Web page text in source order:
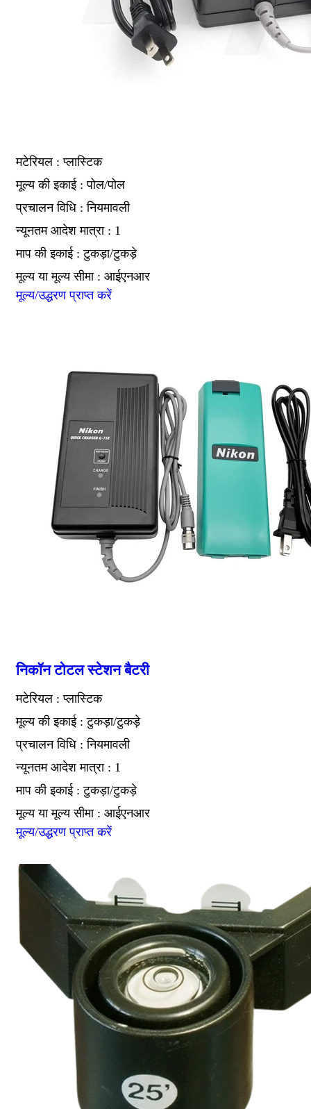
मटेरियल : प्लास्टिक
मूल्य की इकाई : पोल/पोल
प्रचालन विधि : नियमावली
न्यूनतम आदेश मात्रा : 1
माप की इकाई : टुकड़ा/टुकड़े
मूल्य या मूल्य सीमा : आईएनआर
मूल्य/उद्धरण प्राप्त करें
निकॉन टोटल स्टेशन बैटरी
मटेरियल : प्लास्टिक
मूल्य की इकाई : टुकड़ा/टुकड़े
प्रचालन विधि : नियमावली
न्यूनतम आदेश मात्रा : 1
माप की इकाई : टुकड़ा/टुकड़े
मूल्य या मूल्य सीमा : आईएनआर
मूल्य/उद्धरण प्राप्त करें